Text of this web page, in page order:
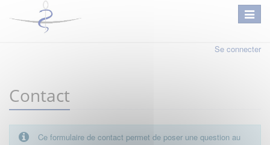
Se connecter
Contact
Ce formulaire de contact permet de poser une question au